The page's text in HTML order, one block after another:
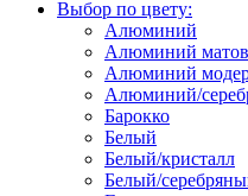
Выбор по цвету:
Алюминий
Алюминий
Алюминий
Алюминий/
Барокко
Белый
Белый/кристалл
Белый/